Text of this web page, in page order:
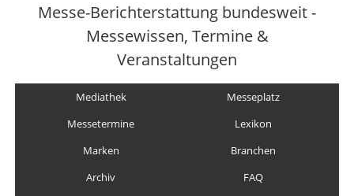
Messe-Berichterstattung bundesweit -
Messewissen, Termine &
Veranstaltungen
Mediathek
Messeplatz
Messetermine
Lexikon
Marken
Branchen
Archiv
FAQ